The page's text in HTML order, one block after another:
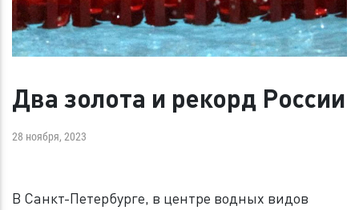
Два золота и рекорд России
28 ноября, 2023
В Санкт-Петербурге, в центре водных видов